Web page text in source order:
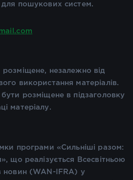
пошукових систем.
розміщене, незалежно від
використання матеріалів.
бути розміщене в підзаголовку
матеріалу.
програми «Сильніші разом:
що реалізується Всесвітньою
новин (WAN-IFRA) у